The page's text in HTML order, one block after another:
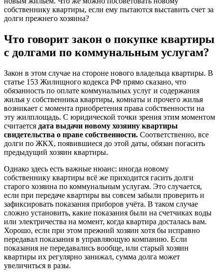
собственнику квартиры, если ему пытаются выставить счет за
долги прежнего хозяина?
Что говорит закон о покупке квартиры
с долгами по коммунальным услугам?
Закон в этом случае на стороне нового владельца квартиры. В
статье 153 Жилищного кодекса РФ прямо сказано, что
обязанность по оплате коммунальных услуг и содержания
жилья у собственника квартиры, комнаты и прочего жилья
возникает с момента приобретения права собственности на
эту жилплощадь. С юридической точки зрения этим моментом
считается дата выдачи новому хозяину квартиры
свидетельства о праве собственности. Соответственно, все
долги по ЖКХ, появившиеся до этой даты, обязан погасить
предыдущий хозяин квартиры.
Однако здесь есть важные нюанс: иногда новому
собственнику квартиры всё же приходится гасить долги
старого хозяина по коммунальным услугам. Это случается,
если при передаче квартиры вы совсем забыли проверить и
зафиксировать показания приборов учёта. В таком случае
сложно установить, какие показания были на счетчиках воды
или электричества на момент, когда квартира досталась вам.
Хорошо, если при этом прежний хозяин хотя бы исправно
передавал показания в управляющую компанию. Если
показания не передавались вообще, или старый хозяин
квартиры их регулярно занижал, сумма долга может
увеличиться в разы.